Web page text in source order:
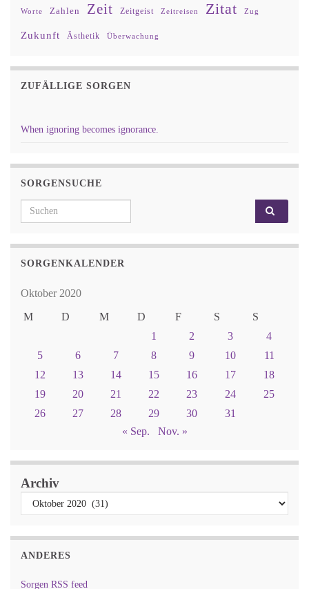
Worte Zahlen Zeit Zeitgeist Zeitreisen Zitat Zug
Zukunft Ästhetik Überwachung
ZUFÄLLIGE SORGEN
When ignoring becomes ignorance.
SORGENSUCHE
Search for:
SORGENKALENDER
Oktober 2020
M
D M D F S
S
1
2 3
4
5
6 7 8 9 10
11
12
13 14 15 16 17
18
19
20 21 22 23 24
25
26
27 28 29 30
31
« Sep.
Nov. »
Archiv
ANDERES
Sorgen RSS feed